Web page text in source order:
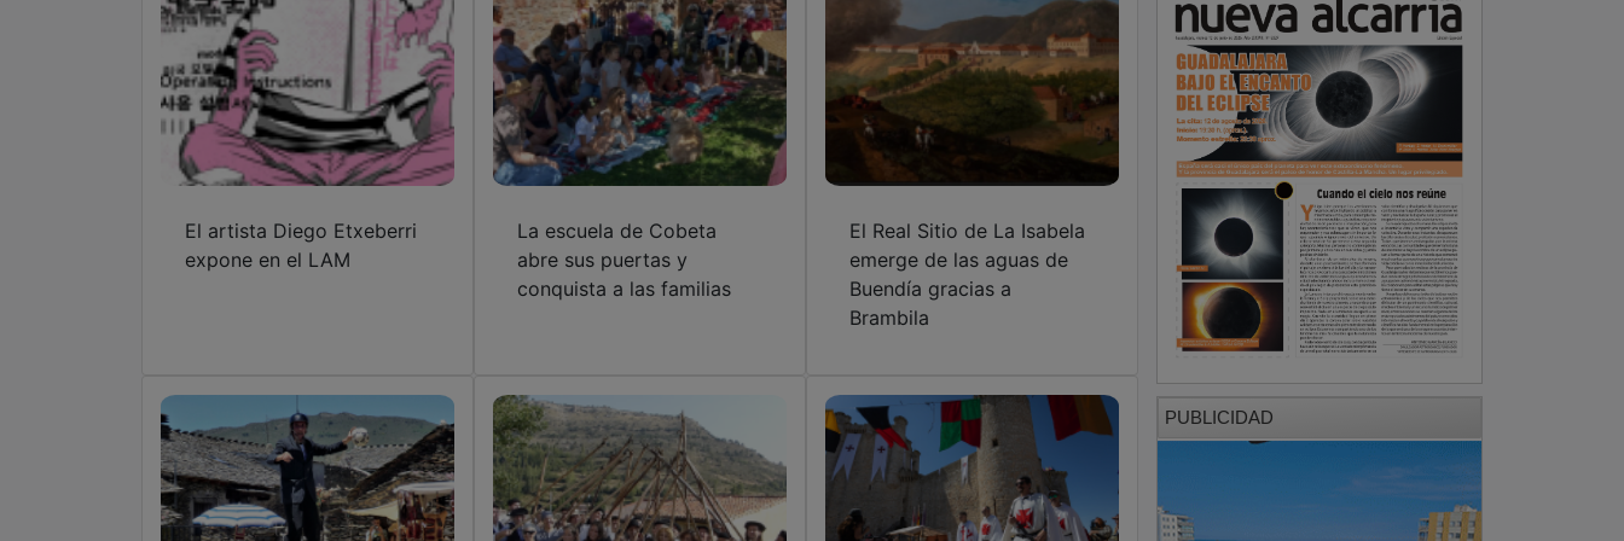
El artista Diego Etxeberri
expone en el LAM
La escuela de Cobeta
abre sus puertas y
conquista a las familias
El Real Sitio de La Isabela
emerge de las aguas de
Buendía gracias a
Brambila
PUBLICIDAD